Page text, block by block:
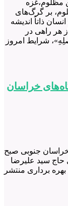
مظلوم،غزه
بر گرگ‌های
ذاتاً اندیشه
راهی در
شرایط امروز
خراسان
جنوبی صبح
حاج سید علیرضا
برداری منتشر